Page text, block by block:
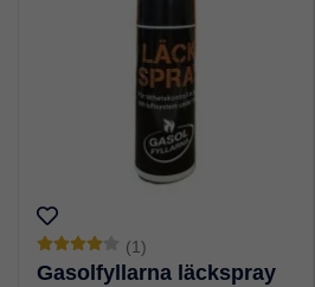
(1)
Gasolfyllarna läckspray